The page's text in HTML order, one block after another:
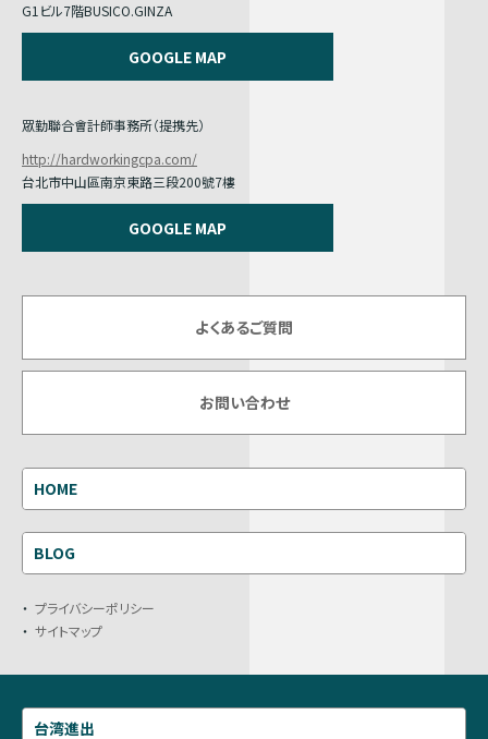
G1ビル7階BUSICO.GINZA
GOOGLE MAP
眾勤聯合會計師事務所（提携先）
http://hardworkingcpa.com/
台北市中山區南京東路三段200號7樓
GOOGLE MAP
よくあるご質問
お問い合わせ
HOME
BLOG
プライバシーポリシー
サイトマップ
台湾進出